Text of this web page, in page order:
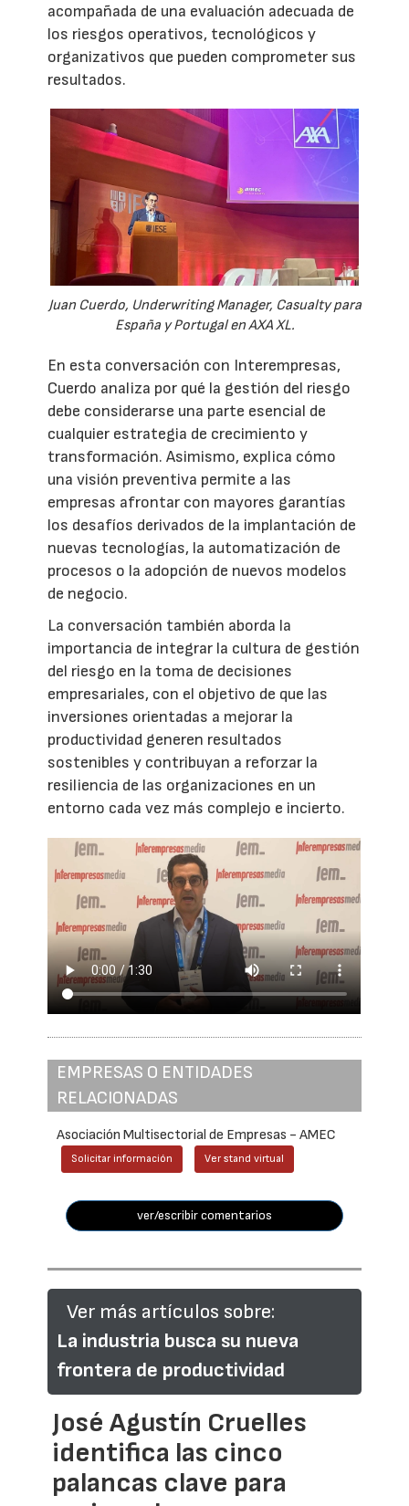
acompañada de una evaluación adecuada de
los riesgos operativos, tecnológicos y
organizativos que pueden comprometer sus
resultados.
Juan Cuerdo, Underwriting Manager, Casualty para
España y Portugal en AXA XL.
En esta conversación con Interempresas,
Cuerdo analiza por qué la gestión del riesgo
debe considerarse una parte esencial de
cualquier estrategia de crecimiento y
transformación. Asimismo, explica cómo
una visión preventiva permite a las
empresas afrontar con mayores garantías
los desafíos derivados de la implantación de
nuevas tecnologías, la automatización de
procesos o la adopción de nuevos modelos
de negocio.
La conversación también aborda la
importancia de integrar la cultura de gestión
del riesgo en la toma de decisiones
empresariales, con el objetivo de que las
inversiones orientadas a mejorar la
productividad generen resultados
sostenibles y contribuyan a reforzar la
resiliencia de las organizaciones en un
entorno cada vez más complejo e incierto.
EMPRESAS O ENTIDADES
RELACIONADAS
Asociación Multisectorial de Empresas - AMEC
Solicitar información Ver stand virtual
ver/escribir comentarios
Ver más artículos sobre:
La industria busca su nueva
frontera de productividad
José Agustín Cruelles
identifica las cinco
palancas clave para